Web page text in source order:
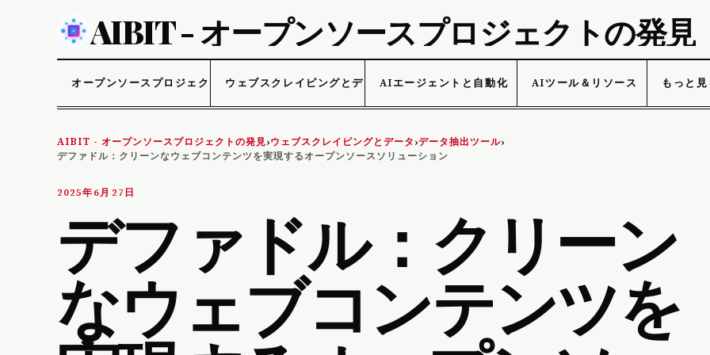
AIBIT - オープンソースプロジェクトの発見
オープンソースプロジェクト ウェブスクレイピングとデータAIエージェントと自動化 AIツール＆リソース もっと見
AIBIT - オープンソースプロジェクトの発見›ウェブスクレイピングとデータ›データ抽出ツール›
デファドル：クリーンなウェブコンテンツを実現するオープンソースソリューション
2025年6月27日
デファドル：クリーン
なウェブコンテンツを